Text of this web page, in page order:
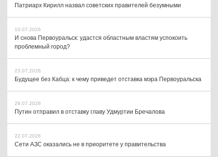
Патриарх Кирилл назвал советских правителей безумными
10.07.2026
И снова Первоуральск: удастся областным властям успокоить
проблемный город?
23.07.2026
Будущее без Кабца: к чему приведет отставка мэра Первоуральска
29.07.2026
Путин отправил в отставку главу Удмуртии Бречалова
22.07.2026
Сети АЗС оказались не в приоритете у правительства